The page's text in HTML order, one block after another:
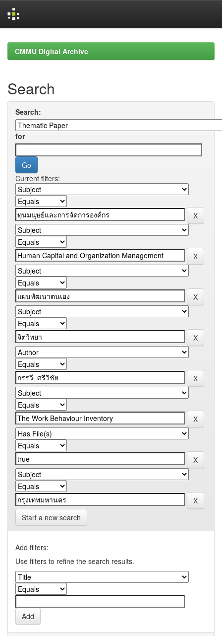
navigationCMMU Digital Archive
Search
Search:
for
Current filters:
Start a new search
Add filters:
Use filters to refine the search results.